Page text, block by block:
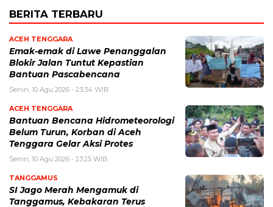
BERITA TERBARU
ACEH TENGGARA
Emak-emak di Lawe Penanggalan
Blokir Jalan Tuntut Kepastian
Bantuan Pascabencana
Senin, 10 Agu 2026 - 23:34 WIB
ACEH TENGGARA
Bantuan Bencana Hidrometeorologi
Belum Turun, Korban di Aceh
Tenggara Gelar Aksi Protes
Senin, 10 Agu 2026 - 23:25 WIB
TANGGAMUS
SI Jago Merah Mengamuk di
Tanggamus, Kebakaran Terus